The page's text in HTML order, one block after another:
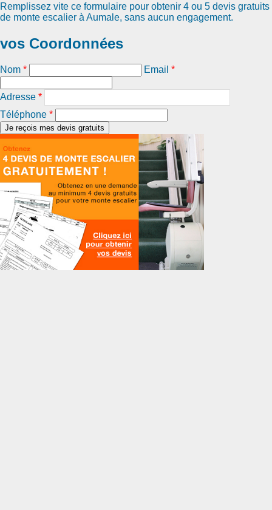
Remplissez vite ce formulaire pour obtenir 4 ou 5 devis gratuits
de monte escalier à Aumale, sans aucun engagement.
vos Coordonnées
Nom * Email *
Adresse *
Téléphone *